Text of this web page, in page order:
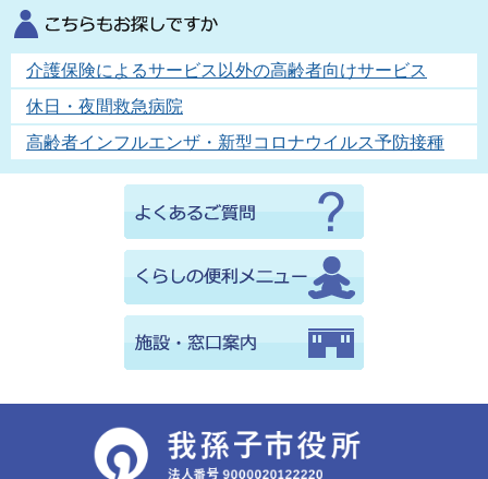
介護保険によるサービス以外の高齢者向けサービス
休日・夜間救急病院
高齢者インフルエンザ・新型コロナウイルス予防接種